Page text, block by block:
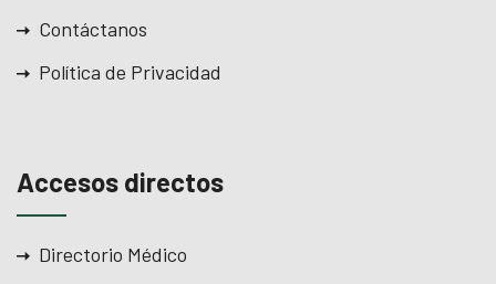
Contáctanos
Política de Privacidad
Accesos directos
Directorio Médico